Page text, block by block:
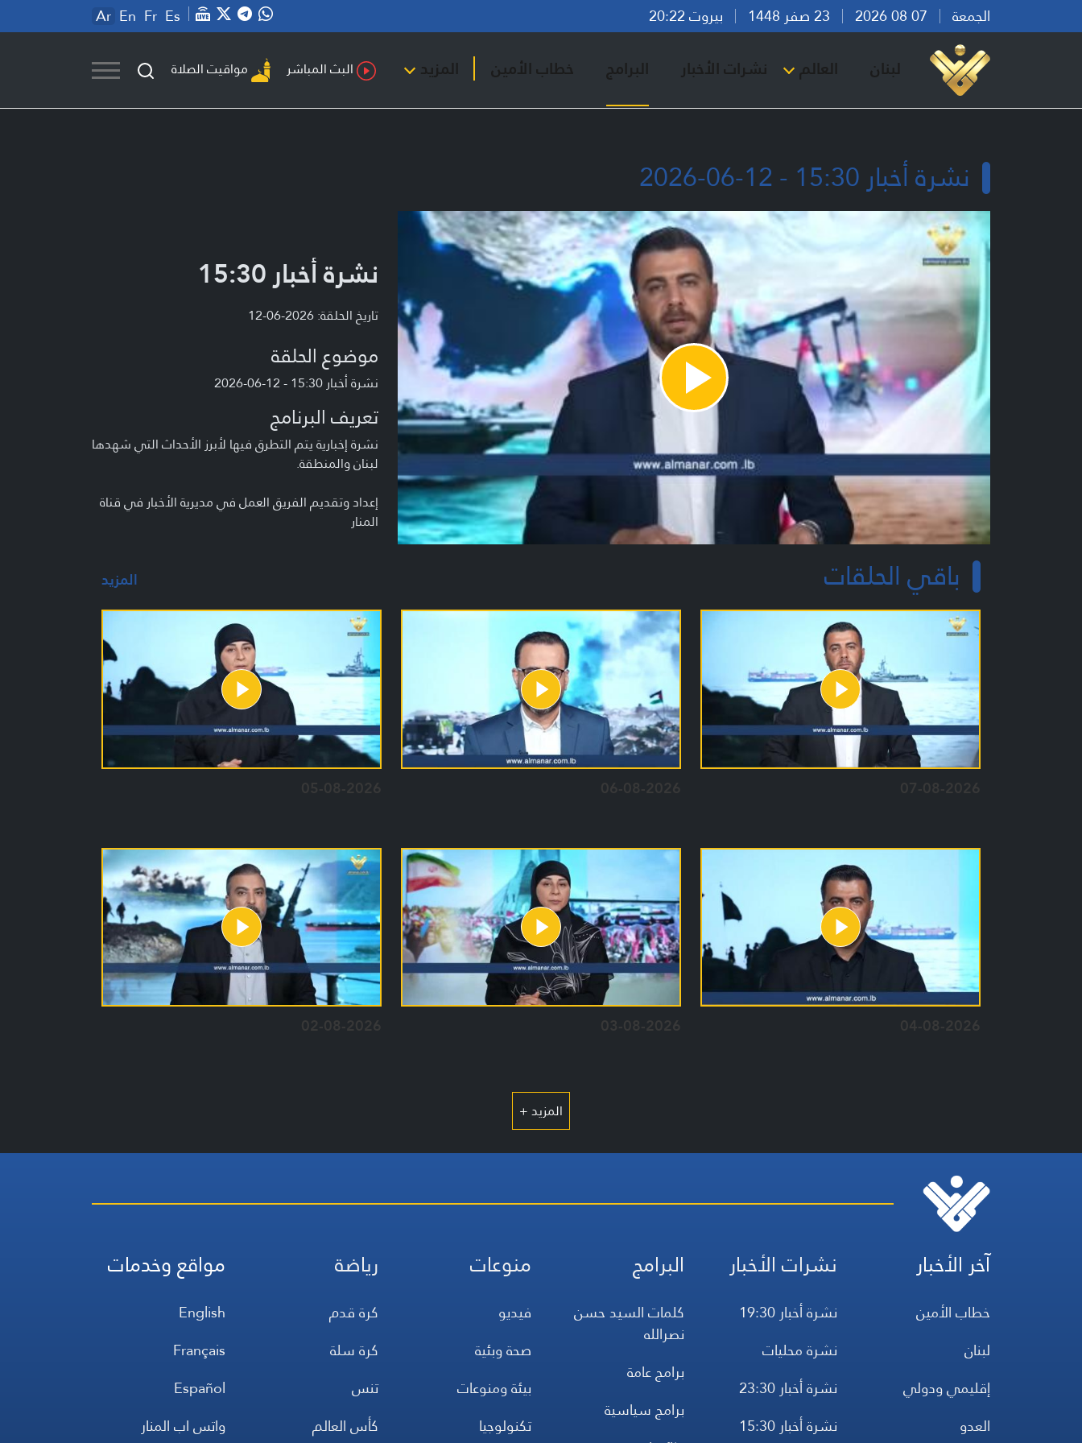
الجمعة بيروت 20:22 Ar En Fr Es
لبنان العالم نشرات الأخبار البرامج خطاب الأمين المزيد البث المباشر مواقيت الصلاة
نشرة أخبار 15:30 - 12-06-2026
Play
Video
نشرة أخبار 15:30
تاريخ الحلقة: 2026-06-12
موضوع الحلقة
نشرة أخبار 15:30 - 12-06-2026
تعريف البرنامج
نشرة إخبارية يتم التطرق فيها لأبرز الأحداث التي شهدها
لبنان والمنطقة.
إعداد وتقديم الفريق العمل في مديرية الأخبار في قناة
المنار
باقي الحلقات المزيد
07-08-2026
06-08-2026
05-08-2026
04-08-2026
03-08-2026
02-08-2026
المزيد +
آخر الأخبار
خطاب الأمين
لبنان
إقليمي ودولي
العدو
نشرات الأخبار
نشرة أخبار 19:30
نشرة محليات
نشرة أخبار 23:30
نشرة أخبار 15:30
البرامج
كلمات السيد حسن
نصرالله
برامج عامة
برامج سياسية
منوعات
فيديو
صحة وبئية
بيئة ومنوعات
تكنولوجيا
رياضة
كرة قدم
كرة سلة
تنس
كأس العالم
مواقع وخدمات
English
Français
Español
واتس اب المنار